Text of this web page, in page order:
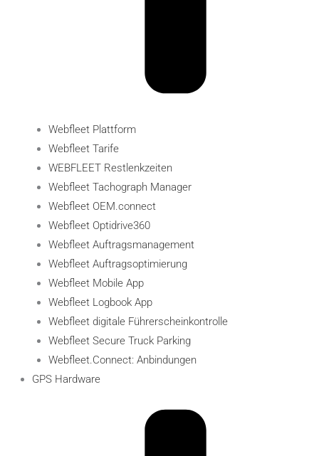
Webfleet Plattform
Webfleet Tarife
WEBFLEET Restlenkzeiten
Webfleet Tachograph Manager
Webfleet OEM.connect
Webfleet Optidrive360
Webfleet Auftragsmanagement
Webfleet Auftragsoptimierung
Webfleet Mobile App
Webfleet Logbook App
Webfleet digitale Führerscheinkontrolle
Webfleet Secure Truck Parking
Webfleet.Connect: Anbindungen
GPS Hardware